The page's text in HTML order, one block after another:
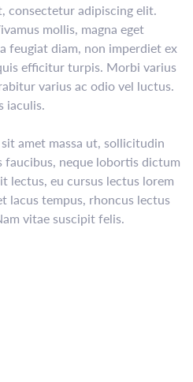
consectetur adipiscing elit.
mollis, magna eget
feugiat diam, non imperdiet ex
efficitur turpis. Morbi varius
varius ac odio vel luctus.
iaculis.
amet massa ut, sollicitudin
faucibus, neque lobortis dictum
lectus, eu cursus lectus lorem
lacus tempus, rhoncus lectus
vitae suscipit felis.